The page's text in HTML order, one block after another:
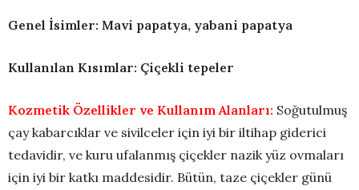
Genel İsimler: Mavi papatya, yabani papatya
Kullanılan Kısımlar: Çiçekli tepeler
Kozmetik Özellikler ve Kullanım Alanları: Soğutulmuş
çay kabarcıklar ve sivilceler için iyi bir iltihap giderici
tedavidir, ve kuru ufalanmış çiçekler nazik yüz ovmaları
için iyi bir katkı maddesidir. Bütün, taze çiçekler günü